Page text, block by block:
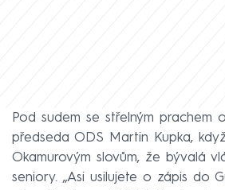
Pod sudem se střelným prachem
předseda ODS Martin Kupka,
Okamurovým slovům, že bývalá
seniory. „Asi usilujete o zápis do